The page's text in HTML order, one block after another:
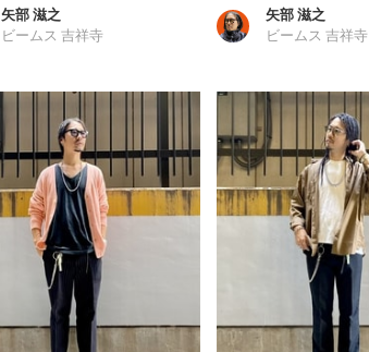
矢部 滋之
ビームス 吉祥寺
矢部 滋之
ビームス 吉祥寺